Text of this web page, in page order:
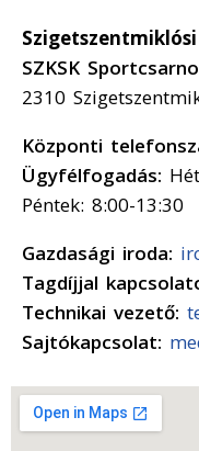
SZKSK
2310
Központi
Ügyfélfogadás:
Péntek: 8:00-13:30
Gazdasági iroda:
Tagdíjjal
Technikai vezető:
Sajtókapcsolat: